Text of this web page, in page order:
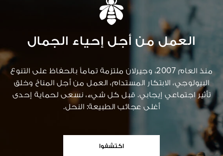
العمل من أجل إحياء الجمال
منذ العام 2007، وجيرلان ملتزمة تماماً بالحفاظ على التنوع
البيولوجي، الابتكار المستدام، العمل من أجل المناخ وخلق
تأثير اجتماعي إيجابي. قبل كل شيء، نسعى لحماية إحدى
أغلى عجائب الطبيعة: النحل.
اكتشفوا